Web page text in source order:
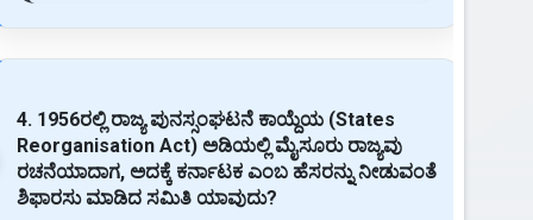
4. 1956ರಲ್ಲಿ ರಾಜ್ಯ ಪುನಸ್ಸಂಘಟನೆ ಕಾಯ್ದೆಯ (States
Reorganisation Act) ಅಡಿಯಲ್ಲಿ ಮೈಸೂರು ರಾಜ್ಯವು
ರಚನೆಯಾದಾಗ, ಅದಕ್ಕೆ ಕರ್ನಾಟಕ ಎಂಬ ಹೆಸರನ್ನು ನೀಡುವಂತೆ
ಶಿಫಾರಸು ಮಾಡಿದ ಸಮಿತಿ ಯಾವುದು?